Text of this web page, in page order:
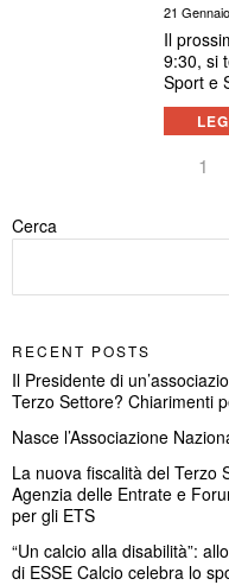
21
Il
9:30, si
Sport e
1
Cerca
RECENT POSTS
Il Presidente di
Terzo Settore? Chiarimenti
Nasce l’Associazione
La nuova fiscalità del Terzo
Agenzia delle Entrate e
per gli ETS
“Un calcio alla disabilità”:
di ESSE Calcio celebra lo